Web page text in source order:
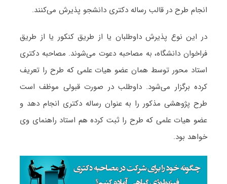
انجام طرح در قالب رساله دکتری دانشجو پذیرش می‌کنند.
در این نوع پذیرش داوطلبان یا از طریق کنکور یا از طریق
فراخوان دانشگاه، به مصاحبه دعوت می‌شوند. مصاحبه دکتری
استاد محور توسط همان عضو هیات علمی که طرح را تعریف
کرده برگزار می‌شود. داوطلب در صورت قبولی موظف است
طرح پژوهشی مذکور را به عنوان رساله دکتری انجام دهد و
عضو هیات علمی که طرح را ثبت کرده هم استاد راهنمای وی
خواهد بود.